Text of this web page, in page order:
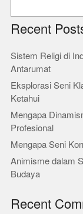
Recent
Sistem Religi di
Antarumat
Eksplorasi Seni
Ketahui
Mengapa
Profesional
Mengapa Seni
Animisme dalam
Budaya
Recent